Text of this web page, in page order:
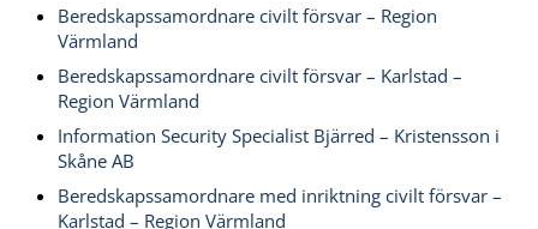
Beredskapssamordnare civilt försvar – Region
Värmland
Beredskapssamordnare civilt försvar – Karlstad –
Region Värmland
Information Security Specialist Bjärred – Kristensson i
Skåne AB
Beredskapssamordnare med inriktning civilt försvar –
Karlstad – Region Värmland